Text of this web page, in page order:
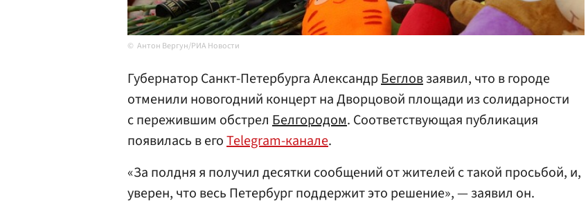
Антон Вергун/РИА Новости
Губернатор Санкт-Петербурга АлександрБегловзаявил, что в городе
отменили новогодний концерт на Дворцовой площади из солидарности
с пережившим обстрел Белгородом. Соответствующая публикация
появилась в егоTelegram-канале.
«За полдня я получил десятки сообщений от жителей с такой просьбой, и,
уверен, что весь Петербург поддержит это решение», — заявил он.